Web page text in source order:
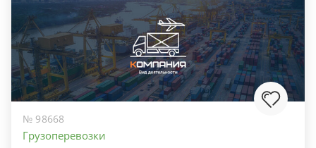
№ 98668
Грузоперевозки